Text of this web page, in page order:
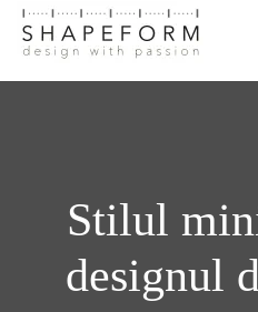
Design with passion
Stilul
designul